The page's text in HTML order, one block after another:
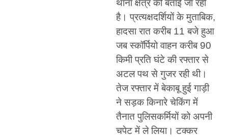
थाना क्षेत्र की बताई जा रही
है। प्रत्यक्षदर्शियों के मुताबिक,
हादसा रात करीब 11 बजे हुआ
जब स्कॉर्पियो वाहन करीब 90
किमी प्रति घंटे की रफ्तार से
अटल पथ से गुजर रही थी।
तेज रफ्तार में बेकाबू हुई गाड़ी
ने सड़क किनारे चेकिंग में
तैनात पुलिसकर्मियों को अपनी
चपेट में ले लिया। टक्कर